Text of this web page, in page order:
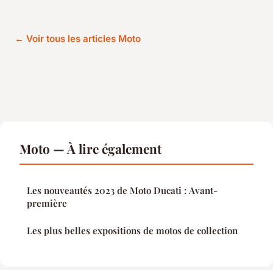
← Voir tous les articles Moto
Moto — À lire également
Les nouveautés 2023 de Moto Ducati : Avant-
première
Les plus belles expositions de motos de collection